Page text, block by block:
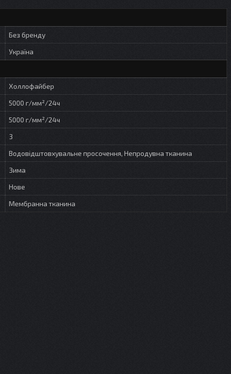
Без бренду
Україна
Холлофайбер
5000 г/мм²/24ч
5000 г/мм²/24ч
3
Водовідштовхувальне просочення, Непродувна тканина
Зима
Нове
Мембранна тканина